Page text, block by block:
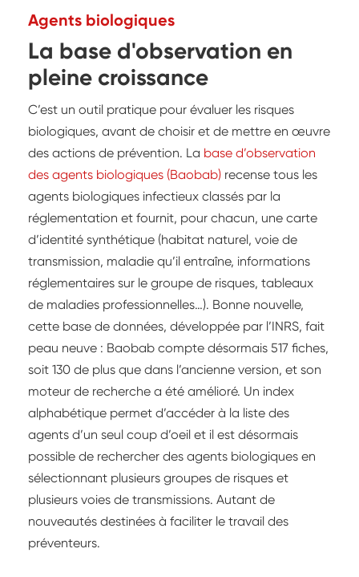
Agents biologiques
La base d'observation en
pleine croissance
C’est un outil pratique pour évaluer les risques
biologiques, avant de choisir et de mettre en œuvre
des actions de prévention. La base d’observation
des agents biologiques (Baobab) recense tous les
agents biologiques infectieux classés par la
réglementation et fournit, pour chacun, une carte
d’identité synthétique (habitat naturel, voie de
transmission, maladie qu’il entraîne, informations
réglementaires sur le groupe de risques, tableaux
de maladies professionnelles…). Bonne nouvelle,
cette base de données, développée par l’INRS, fait
peau neuve : Baobab compte désormais 517 fiches,
soit 130 de plus que dans l’ancienne version, et son
moteur de recherche a été amélioré. Un index
alphabétique permet d’accéder à la liste des
agents d’un seul coup d’oeil et il est désormais
possible de rechercher des agents biologiques en
sélectionnant plusieurs groupes de risques et
plusieurs voies de transmissions. Autant de
nouveautés destinées à faciliter le travail des
préventeurs.